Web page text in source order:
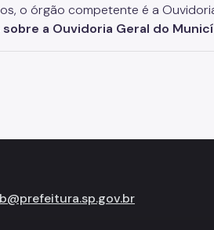
o órgão competente é a
a Ouvidoria Geral do